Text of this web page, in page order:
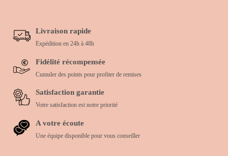
Livraison rapide
Expédition en 24h à 48h
Fidélité récompensée
Cumuler des points pour profiter de remises
Satisfaction garantie
Votre satisfaction est notre priorité
A votre écoute
Une équipe disponible pour vous conseiller